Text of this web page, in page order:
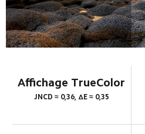
Affichage TrueColor
JNCD ≈ 0,36, ΔE ≈ 0,35